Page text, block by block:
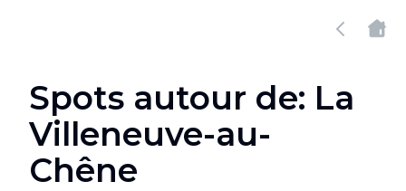
Spots autour de: La
Villeneuve-au-
Chêne